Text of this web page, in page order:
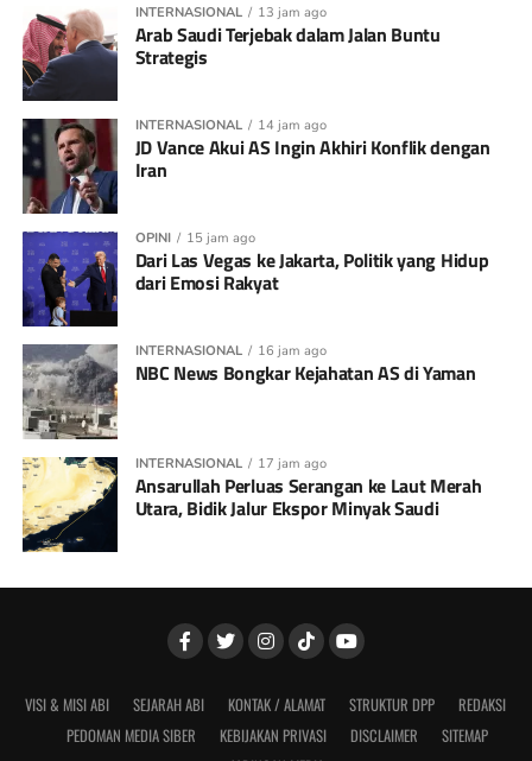
INTERNASIONAL 13 jam ago
Arab Saudi Terjebak dalam Jalan Buntu
Strategis
INTERNASIONAL 14 jam ago
JD Vance Akui AS Ingin Akhiri Konflik dengan
Iran
OPINI 15 jam ago
Dari Las Vegas ke Jakarta, Politik yang Hidup
dari Emosi Rakyat
INTERNASIONAL 16 jam ago
NBC News Bongkar Kejahatan AS di Yaman
INTERNASIONAL 17 jam ago
Ansarullah Perluas Serangan ke Laut Merah
Utara, Bidik Jalur Ekspor Minyak Saudi
VISI & MISI ABI SEJARAH ABI KONTAK / ALAMAT STRUKTUR DPP
REDAKSI
PEDOMAN MEDIA SIBER
KEBIJAKAN PRIVASI DISCLAIMER
SITEMAP